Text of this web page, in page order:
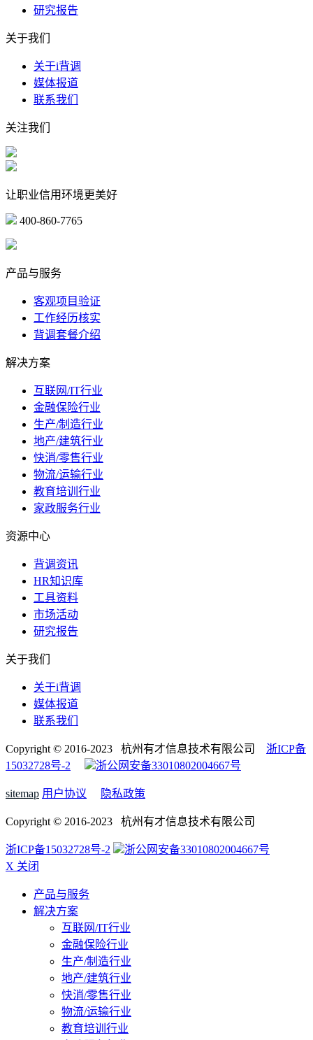
研究报告
关于我们
关于i背调
媒体报道
联系我们
关注我们
让职业信用环境更美好
400-860-7765
产品与服务
客观项目验证
工作经历核实
背调套餐介绍
解决方案
互联网/IT行业
金融保险行业
生产/制造行业
地产/建筑行业
快消/零售行业
物流/运输行业
教育培训行业
家政服务行业
资源中心
背调资讯
HR知识库
工具资料
市场活动
研究报告
关于我们
关于i背调
媒体报道
联系我们
Copyright © 2016-2023 杭州有才信息技术有限公司 浙ICP备
15032728号-2
浙公网安备33010802004667号
sitemap 用户协议 隐私政策
Copyright © 2016-2023 杭州有才信息技术有限公司
浙ICP备15032728号-2
浙公网安备33010802004667号
X 关闭
产品与服务
解决方案
互联网/IT行业
金融保险行业
生产/制造行业
地产/建筑行业
快消/零售行业
物流/运输行业
教育培训行业